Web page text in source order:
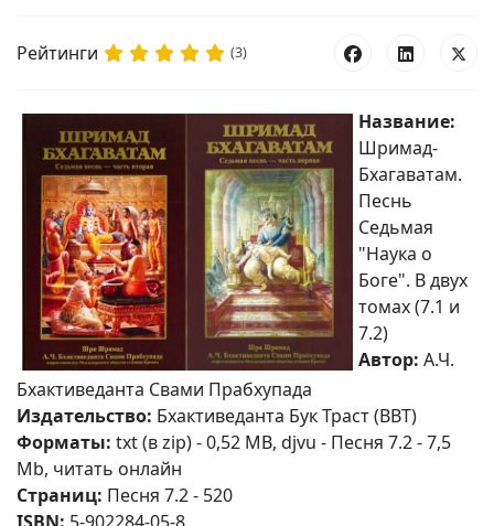
Рейтинги (3)
Название:
Шримад-
Бхагаватам.
Песнь
Седьмая
"Наука о
Боге". В двух
томах (7.1 и
7.2)
Автор: А.Ч.
Бхактиведанта Свами Прабхупада
Издательство: Бхактиведанта Бук Траст (BBT)
Форматы: txt (в zip) - 0,52 MB, djvu - Песня 7.2 - 7,5
Mb, читать онлайн
Страниц: Песня 7.2 - 520